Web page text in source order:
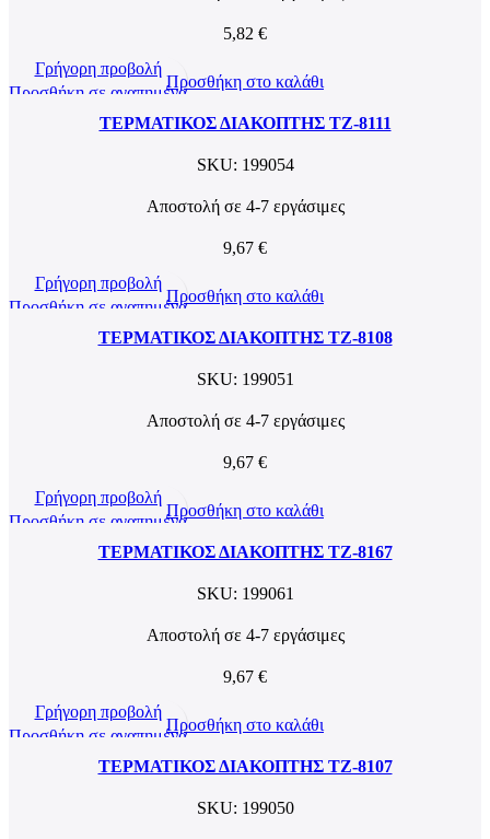
5,82 €
Γρήγορη προβολή
Προσθήκη σε αγαπημένα
Προσθήκη στο καλάθι
ΤΕΡΜΑΤΙΚΟΣ ΔΙΑΚΟΠΤΗΣ TZ-8111
SKU: 199054
Αποστολή σε 4-7 εργάσιμες
9,67 €
Γρήγορη προβολή
Προσθήκη σε αγαπημένα
Προσθήκη στο καλάθι
ΤΕΡΜΑΤΙΚΟΣ ΔΙΑΚΟΠΤΗΣ TZ-8108
SKU: 199051
Αποστολή σε 4-7 εργάσιμες
9,67 €
Γρήγορη προβολή
Προσθήκη σε αγαπημένα
Προσθήκη στο καλάθι
ΤΕΡΜΑΤΙΚΟΣ ΔΙΑΚΟΠΤΗΣ TZ-8167
SKU: 199061
Αποστολή σε 4-7 εργάσιμες
9,67 €
Γρήγορη προβολή
Προσθήκη σε αγαπημένα
Προσθήκη στο καλάθι
ΤΕΡΜΑΤΙΚΟΣ ΔΙΑΚΟΠΤΗΣ TZ-8107
SKU: 199050